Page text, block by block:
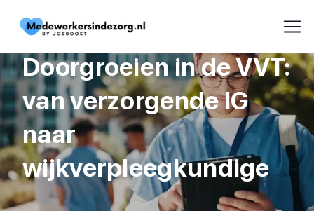
Doorgroeien in de VVT:
van verzorgende IG
naar
wijkverpleegkundige